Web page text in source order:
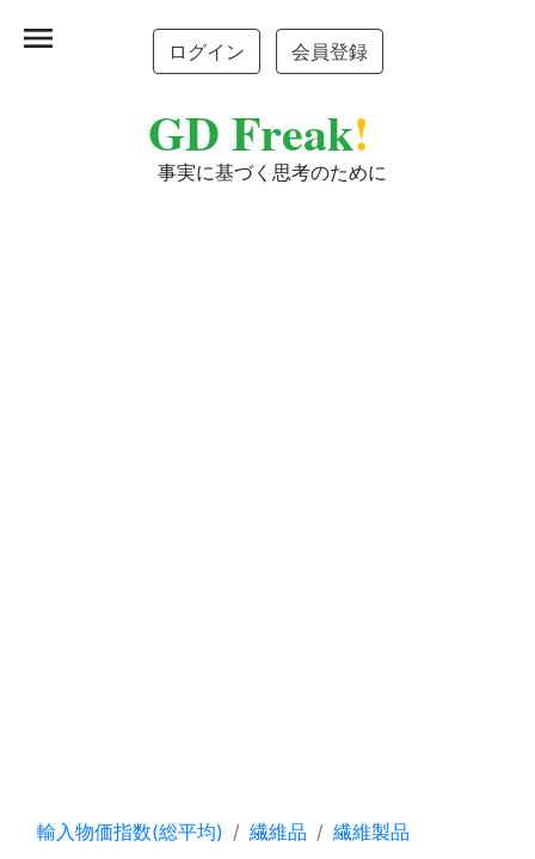
ログイン 会員登録
GD Freak!
事実に基づく思考のために
menu
輸入物価指数(総平均) 繊維品 繊維製品